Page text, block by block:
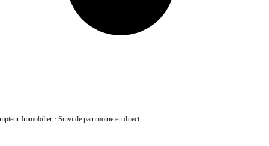
Immobilier·Suivi de patrimoine en direct